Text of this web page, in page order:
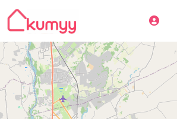
mapas